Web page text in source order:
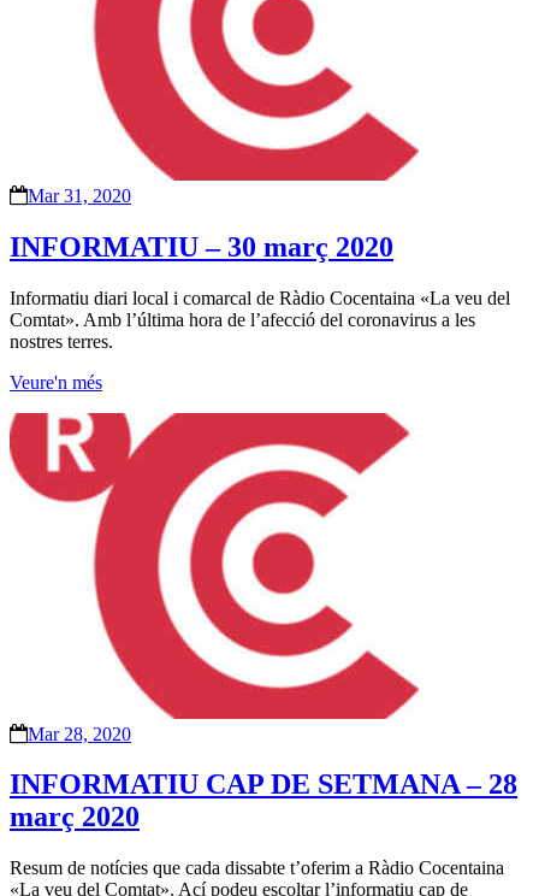
Mar 31, 2020
INFORMATIU – 30 març 2020
Informatiu diari local i comarcal de Ràdio Cocentaina «La veu del
Comtat». Amb l’última hora de l’afecció del coronavirus a les
nostres terres.
Veure'n més
Mar 28, 2020
INFORMATIU CAP DE SETMANA – 28
març 2020
Resum de notícies que cada dissabte t’oferim a Ràdio Cocentaina
«La veu del Comtat». Ací podeu escoltar l’informatiu cap de